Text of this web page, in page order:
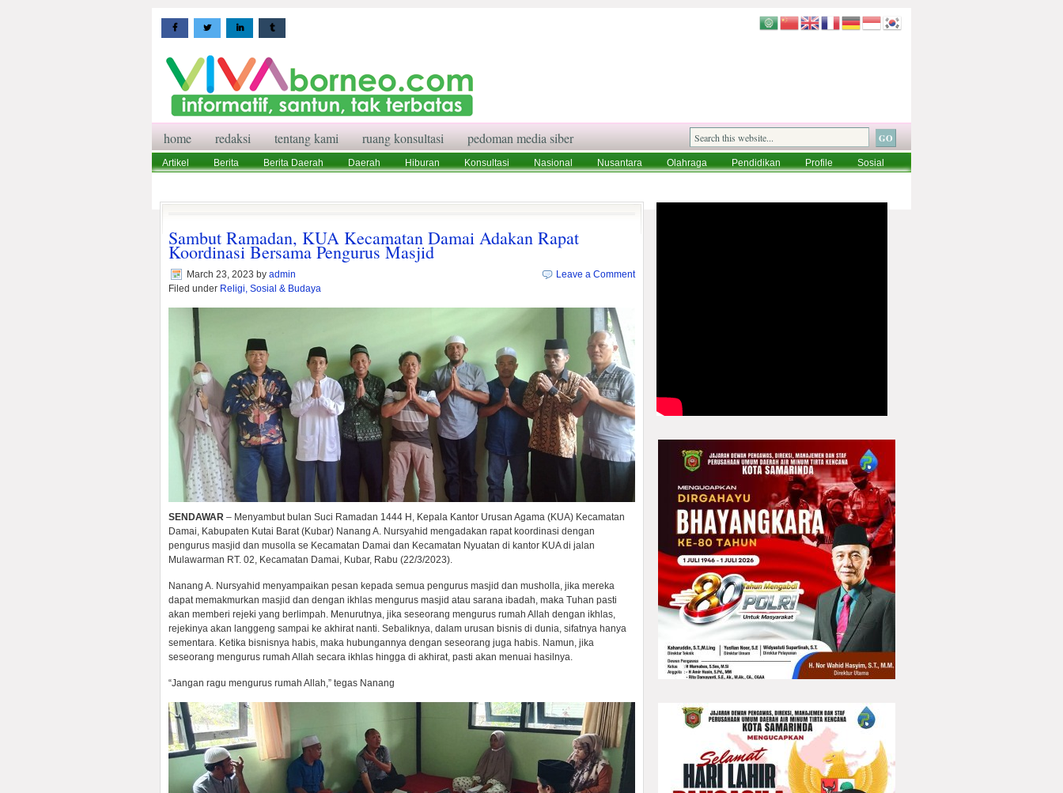
home redaksi tentang kami ruang konsultasi pedoman media siber
Artikel Berita Berita Daerah Daerah Hiburan Konsultasi Nasional Nusantara Olahraga Pendidikan Profile
Sosial
Sambut Ramadan, KUA Kecamatan Damai Adakan Rapat
Koordinasi Bersama Pengurus Masjid
March 23, 2023 by admin
Filed under Religi, Sosial & Budaya
Leave a Comment
SENDAWAR – Menyambut bulan Suci Ramadan 1444 H, Kepala Kantor Urusan Agama (KUA) Kecamatan
Damai, Kabupaten Kutai Barat (Kubar) Nanang A. Nursyahid mengadakan rapat koordinasi dengan
pengurus masjid dan musolla se Kecamatan Damai dan Kecamatan Nyuatan di kantor KUA di jalan
Mulawarman RT. 02, Kecamatan Damai, Kubar, Rabu (22/3/2023).
Nanang A. Nursyahid menyampaikan pesan kepada semua pengurus masjid dan musholla, jika mereka
dapat memakmurkan masjid dan dengan ikhlas mengurus masjid atau sarana ibadah, maka Tuhan pasti
akan memberi rejeki yang berlimpah. Menurutnya, jika seseorang mengurus rumah Allah dengan ikhlas,
rejekinya akan langgeng sampai ke akhirat nanti. Sebaliknya, dalam urusan bisnis di dunia, sifatnya hanya
sementara. Ketika bisnisnya habis, maka hubungannya dengan seseorang juga habis. Namun, jika
seseorang mengurus rumah Allah secara ikhlas hingga di akhirat, pasti akan menuai hasilnya.
“Jangan ragu mengurus rumah Allah,” tegas Nanang